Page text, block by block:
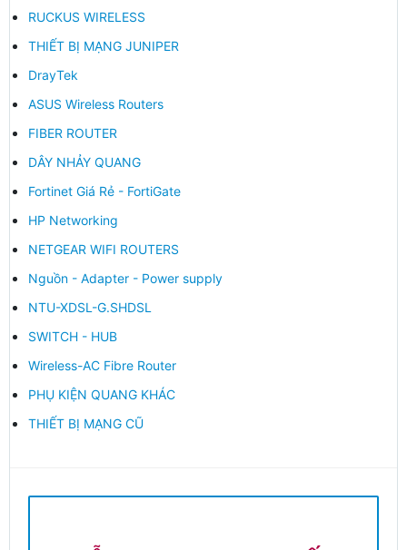
RUCKUS WIRELESS
THIẾT BỊ MẠNG JUNIPER
DrayTek
ASUS Wireless Routers
FIBER ROUTER
DÂY NHẢY QUANG
Fortinet Giá Rẻ - FortiGate
HP Networking
NETGEAR WIFI ROUTERS
Nguồn - Adapter - Power supply
NTU-XDSL-G.SHDSL
SWITCH - HUB
Wireless-AC Fibre Router
PHỤ KIỆN QUANG KHÁC
THIẾT BỊ MẠNG CŨ